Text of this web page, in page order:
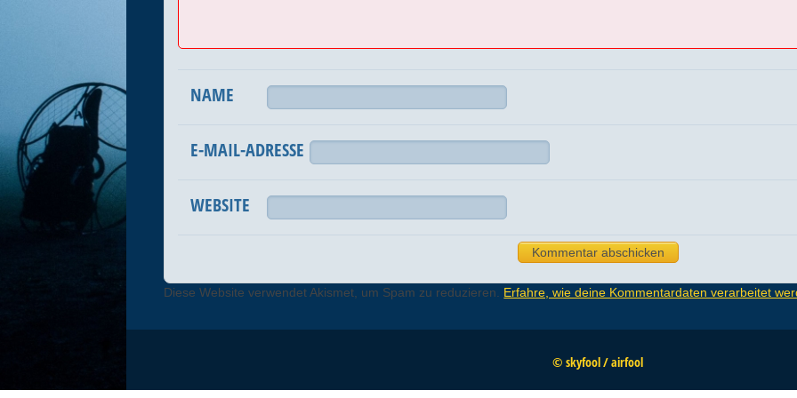
NAME
E-MAIL-ADRESSE
WEBSITE
Diese Website verwendet Akismet, um Spam zu reduzieren. Erfahre, wie deine Kommentardaten verarbeitet
© skyfool / airfool